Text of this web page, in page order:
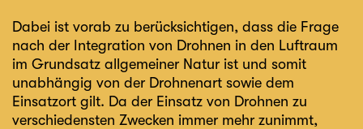
Dabei ist vorab zu berücksichtigen, dass die Frage
nach der Integration von Drohnen in den Luftraum
im Grundsatz allgemeiner Natur ist und somit
unabhängig von der Drohnenart sowie dem
Einsatzort gilt. Da der Einsatz von Drohnen zu
verschiedensten Zwecken immer mehr zunimmt,